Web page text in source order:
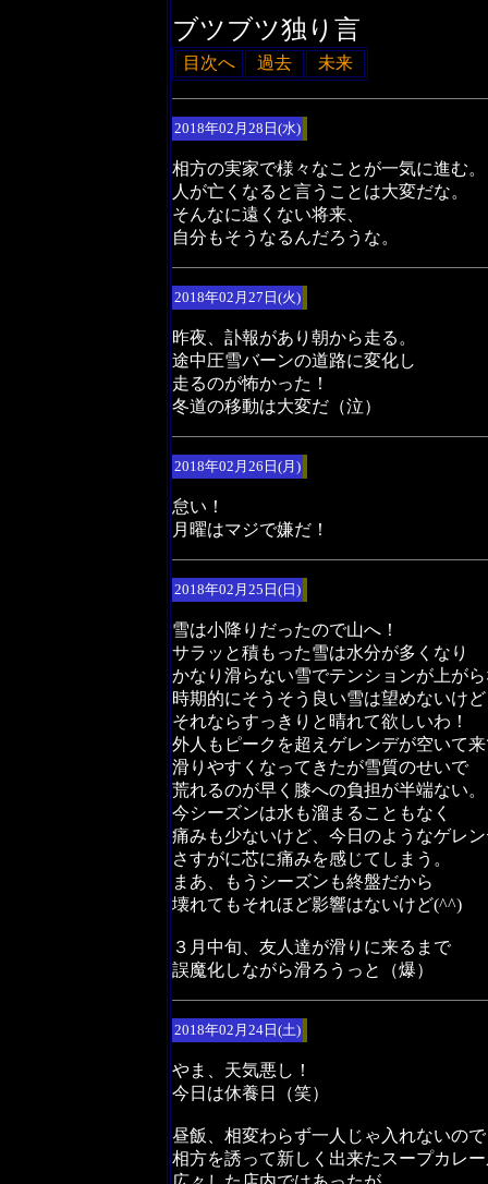
ブツブツ独り言
目次へ 過去 未来
2018年02月28日(水)
相方の実家で様々なことが一気に進む。
人が亡くなると言うことは大変だな。
そんなに遠くない将来、
自分もそうなるんだろうな。
2018年02月27日(火)
昨夜、訃報があり朝から走る。
途中圧雪バーンの道路に変化し
走るのが怖かった！
冬道の移動は大変だ（泣）
2018年02月26日(月)
怠い！
月曜はマジで嫌だ！
2018年02月25日(日)
雪は小降りだったので山へ！
サラッと積もった雪は水分が多くなり
かなり滑らない雪でテンションが上が
時期的にそうそう良い雪は望めないけど
それならすっきりと晴れて欲しいわ！
外人もピークを超えゲレンデが空いて
滑りやすくなってきたが雪質のせいで
荒れるのが早く膝への負担が半端ない。
今シーズンは水も溜まることもなく
痛みも少ないけど、今日のようなゲレ
さすがに芯に痛みを感じてしまう。
まあ、もうシーズンも終盤だから
壊れてもそれほど影響はないけど(^^)
３月中旬、友人達が滑りに来るまで
誤魔化しながら滑ろうっと（爆）
2018年02月24日(土)
やま、天気悪し！
今日は休養日（笑）
昼飯、相変わらず一人じゃ入れないので
相方を誘って新しく出来たスープカレ